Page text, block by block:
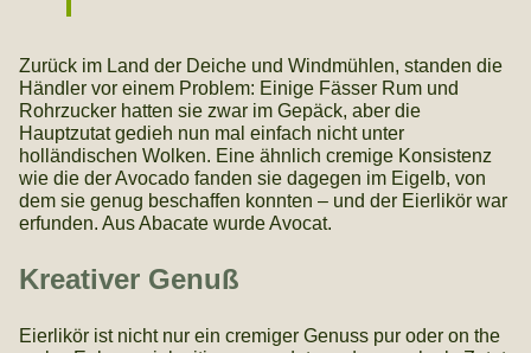
Zurück im Land der Deiche und Windmühlen, standen die
Händler vor einem Problem: Einige Fässer Rum und
Rohrzucker hatten sie zwar im Gepäck, aber die
Hauptzutat gedieh nun mal einfach nicht unter
holländischen Wolken. Eine ähnlich cremige Konsistenz
wie die der Avocado fanden sie dagegen im Eigelb, von
dem sie genug beschaffen konnten – und der Eierlikör war
erfunden. Aus Abacate wurde Avocat.
Kreativer Genuß
Eierlikör ist nicht nur ein cremiger Genuss pur oder on the